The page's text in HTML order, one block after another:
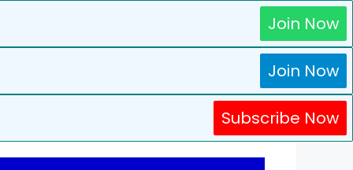
Join Now
Join Now
Subscribe Now